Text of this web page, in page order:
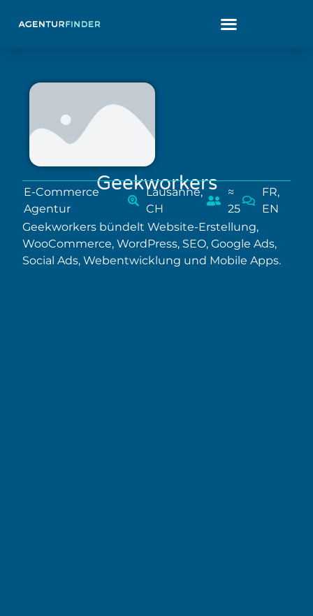
Geekworkers
E-Commerce
Agentur
Lausanne,
CH
≈
25
FR,
EN
Geekworkers bündelt Website-Erstellung,
WooCommerce, WordPress, SEO, Google Ads,
Social Ads, Webentwicklung und Mobile Apps.